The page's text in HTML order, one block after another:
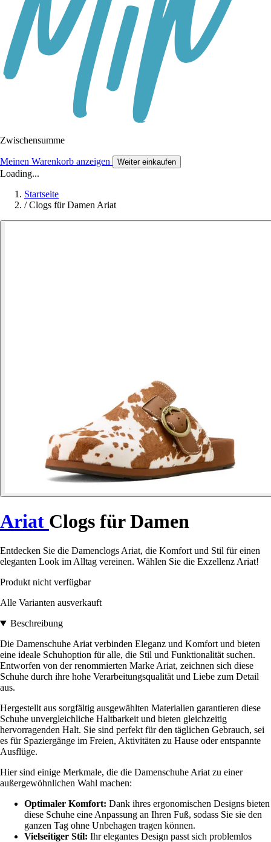
Zwischensumme
Meinen Warenkorb anzeigen Weiter einkaufen
Loading...
Startseite
/ Clogs für Damen Ariat
Ariat Clogs für Damen
Entdecken Sie die Damenclogs Ariat, die Komfort und Stil für einen
eleganten Look im Alltag vereinen. Wählen Sie die Exzellenz Ariat!
Produkt nicht verfügbar
Alle Varianten ausverkauft
Beschreibung
Die Damenschuhe Ariat verbinden Eleganz und Komfort und bieten
eine ideale Schuhoption für alle, die Stil und Funktionalität suchen.
Entworfen von der renommierten Marke Ariat, zeichnen sich diese
Schuhe durch ihre hohe Verarbeitungsqualität und Liebe zum Detail
aus.
Hergestellt aus sorgfältig ausgewählten Materialien garantieren diese
Schuhe unvergleichliche Haltbarkeit und bieten gleichzeitig
hervorragenden Halt. Sie sind perfekt für den täglichen Gebrauch, sei
es für Spaziergänge im Freien, Aktivitäten zu Hause oder entspannte
Ausflüge.
Hier sind einige Merkmale, die die Damenschuhe Ariat zu einer
außergewöhnlichen Wahl machen:
Optimaler Komfort: Dank ihres ergonomischen Designs bieten
diese Schuhe eine Anpassung an Ihren Fuß, sodass Sie sie den
ganzen Tag ohne Unbehagen tragen können.
Vielseitiger Stil: Ihr elegantes Design passt sich problemlos